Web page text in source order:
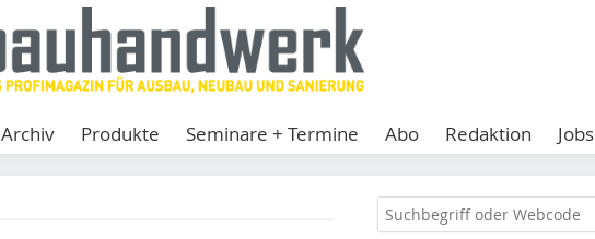
Archiv Produkte Seminare + Termine Abo Redaktion Jobs